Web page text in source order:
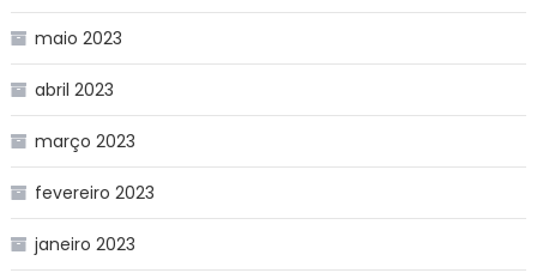
maio 2023
abril 2023
março 2023
fevereiro 2023
janeiro 2023